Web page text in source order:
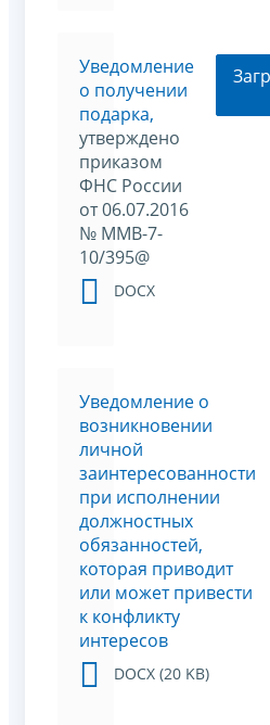
Уведомление
о получении
подарка,
утверждено
приказом
ФНС России
от 06.07.2016
№ ММВ-7-
10/395@
DOCX
Уведомление о
возникновении
личной
заинтересованности
при исполнении
должностных
обязанностей,
которая приводит
или может привести
к конфликту
интересов
DOCX (20 KB)